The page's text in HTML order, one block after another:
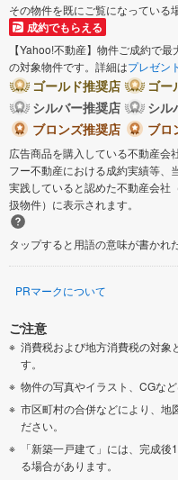
その物件を既にご覧になっている
成約でもらえる
【Yahoo!不動産】物件ご成約で
の対象物件です。詳細はプレゼン
ゴールド推奨店
ゴー
シルバー推奨店
シル
ブロンズ推奨店
ブロ
広告商品を購入している不動産会
フー不動産における成約実績等、
実践していると認めた不動産会社
扱物件）に表示されます。
タップすると用語の意味が書かれ
PRマークについて
ご注意
消費税および地方消費税の対象
す。
物件の写真やイラスト、CGな
市区町村の合併などにより、地
ださい。
「新築一戸建て」には、完成
る場合があります。